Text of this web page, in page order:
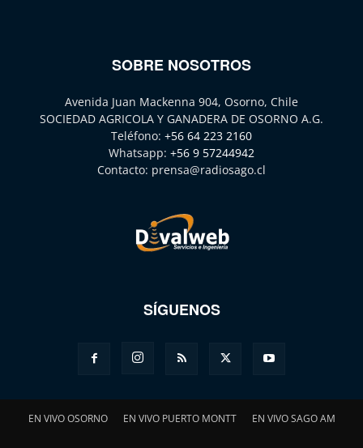
SOBRE NOSOTROS
Avenida Juan Mackenna 904, Osorno, Chile
SOCIEDAD AGRICOLA Y GANADERA DE OSORNO A.G.
Teléfono: +56 64 223 2160
Whatsapp: +56 9 57244942
Contacto: prensa@radiosago.cl
SÍGUENOS
EN VIVO OSORNO EN VIVO PUERTO MONTT EN VIVO SAGO AM